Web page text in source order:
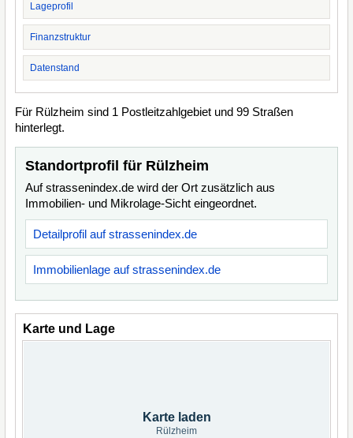
Lageprofil
Finanzstruktur
Datenstand
Für Rülzheim sind 1 Postleitzahlgebiet und 99 Straßen
hinterlegt.
Standortprofil für Rülzheim
Auf strassenindex.de wird der Ort zusätzlich aus
Immobilien- und Mikrolage-Sicht eingeordnet.
Detailprofil auf strassenindex.de
Immobilienlage auf strassenindex.de
Karte und Lage
Karte laden
Rülzheim